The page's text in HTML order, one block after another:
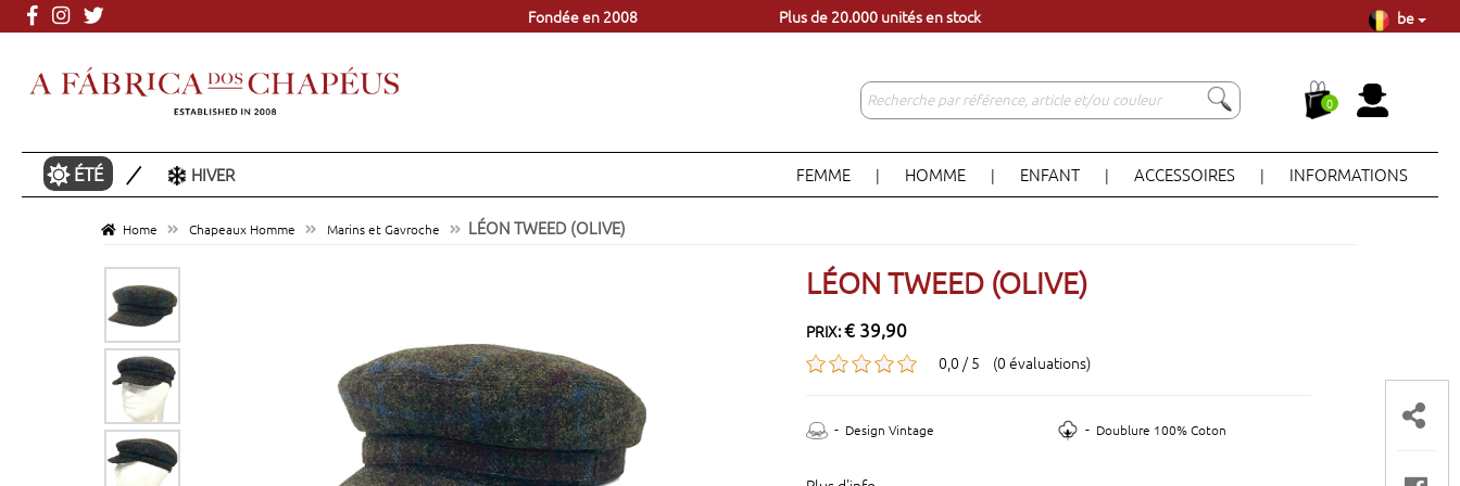
Plus de 3000 modèles à portée d'un clic
Venez visiter notre magasin à Lisbonne
be
0
ÉTÉ HIVER FEMME | HOMME | ENFANT | ACCESSOIRES | INFORMATIONS
Home Chapeaux Homme Marins et Gavroche LÉON TWEED (OLIVE)
LÉON TWEED (OLIVE)
PRIX:€ 39,90
0,0 / 5 (0 évaluations)
- Design Vintage - Doublure 100% Coton